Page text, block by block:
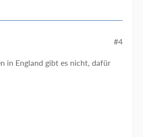
#4
in England gibt es nicht, dafür